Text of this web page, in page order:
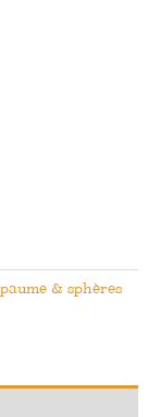
& sphères